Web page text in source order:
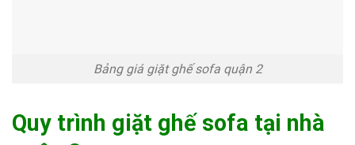
Bảng giá giặt ghế sofa quận 2
Quy trình giặt ghế sofa tại nhà